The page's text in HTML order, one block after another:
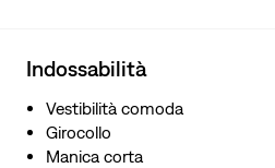
Indossabilità
Vestibilità comoda
Girocollo
Manica corta